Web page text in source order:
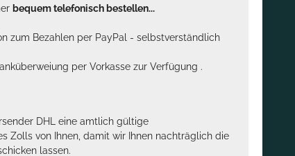
bequem telefonisch bestellen...
zum Bezahlen per PayPal - selbstverständlich
per Vorkasse zur Verfügung .
DHL eine amtlich gültige
Zolls von Ihnen, damit wir Ihnen nachträglich die
lassen.